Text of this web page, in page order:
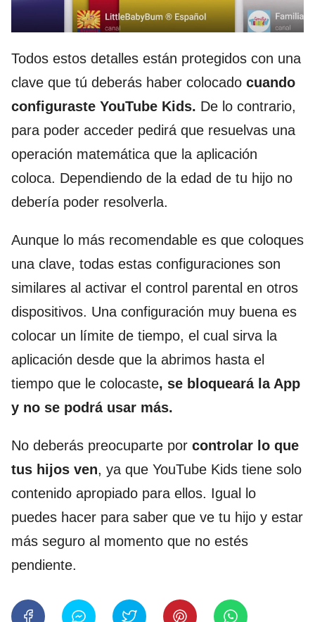
Todos estos detalles están protegidos con una
clave que tú deberás haber colocado cuando
configuraste YouTube Kids. De lo contrario,
para poder acceder pedirá que resuelvas una
operación matemática que la aplicación
coloca. Dependiendo de la edad de tu hijo no
debería poder resolverla.
Aunque lo más recomendable es que coloques
una clave, todas estas configuraciones son
similares al activar el control parental en otros
dispositivos. Una configuración muy buena es
colocar un límite de tiempo, el cual sirva la
aplicación desde que la abrimos hasta el
tiempo que le colocaste, se bloqueará la App
y no se podrá usar más.
No deberás preocuparte por controlar lo que
tus hijos ven, ya que YouTube Kids tiene solo
contenido apropiado para ellos. Igual lo
puedes hacer para saber que ve tu hijo y estar
más seguro al momento que no estés
pendiente.